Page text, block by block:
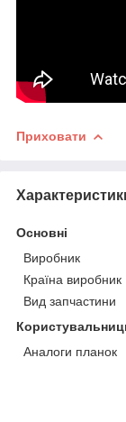
Приховати
Основні
Виробник
Країна виробник
Вид запчастини
Аналоги планок